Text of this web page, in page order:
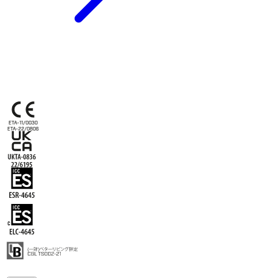
ETA-11/0030
ETA-22/0806